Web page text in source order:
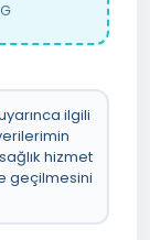
ilgili
hizmet
geçilmesini